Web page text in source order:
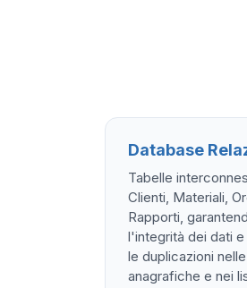
Database
Tabelle
Clienti, Materiali,
Rapporti,
l'integrità dei dati e
le duplicazioni nelle
anagrafiche e nei